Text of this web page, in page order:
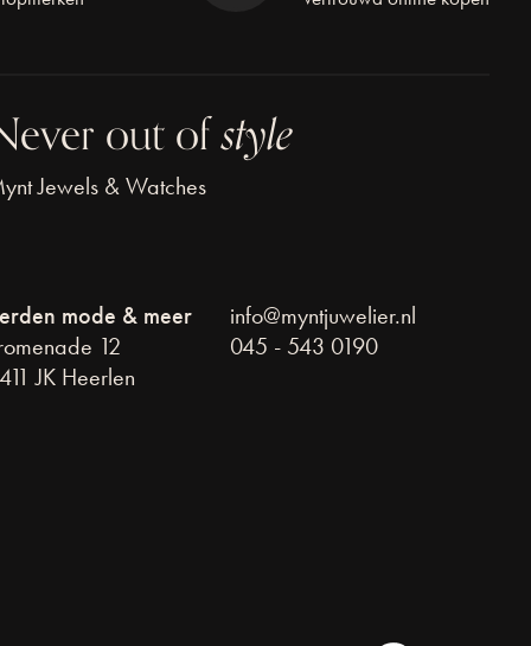
out ofstyle
Jewels & Watches
mode & meer
12
JK Heerlen
info@myntjuwelier.nl
045 - 543 0190